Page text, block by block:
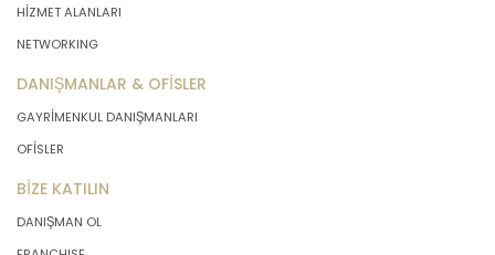
HİZMET ALANLARI
NETWORKING
DANIŞMANLAR & OFİSLER
GAYRİMENKUL DANIŞMANLARI
OFİSLER
BİZE KATILIN
DANIŞMAN OL